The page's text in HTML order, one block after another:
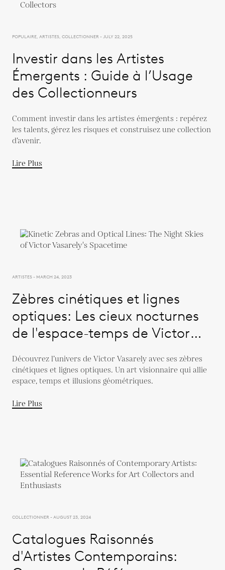
POPULAIRE, ARTISTES, COLLECTIONNER - JULY 22, 2025
Investir dans les Artistes
Émergents : Guide à l’Usage
des Collectionneurs
Comment investir dans les artistes émergents : repérez
les talents, gérez les risques et construisez une collection
d’avenir.
Lire Plus
ARTISTES - MARCH 24, 2023
Zèbres cinétiques et lignes
optiques: Les cieux nocturnes
de l'espace-temps de Victor
Découvrez l’univers de Victor Vasarely avec ses zèbres
cinétiques et lignes optiques. Un art visionnaire qui allie
espace, temps et illusions géométriques.
Lire Plus
COLLECTIONNER - AUGUST 23, 2024
Catalogues Raisonnés
d'Artistes Contemporains: